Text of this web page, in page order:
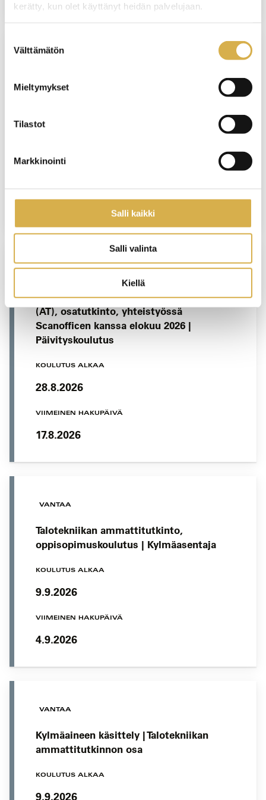
kerätty, kun olet käyttänyt heidän palvelujaan.
valinta
Välttämätön
Mieltymykset
Tilastot
Markkinointi
Salli kaikki
Salli valinta
Kiellä
Koulunkäynninohjaaja | Kasvatus- ja
KOULUTUS ALKAA
Seuraava haku on tulossa lokakuussa
2026.
VANTAA
Lämpöpumppujen asennus- ja huolto
(AT), osatutkinto, yhteistyössä
Scanofficen kanssa elokuu 2026 |
Päivityskoulutus
KOULUTUS ALKAA
28.8.2026
VIIMEINEN HAKUPÄIVÄ
17.8.2026
VANTAA
Talotekniikan ammattitutkinto,
oppisopimuskoulutus | Kylmäasentaja
KOULUTUS ALKAA
9.9.2026
VIIMEINEN HAKUPÄIVÄ
4.9.2026
VANTAA
Kylmäaineen käsittely | Talotekniikan
ammattitutkinnon osa
KOULUTUS ALKAA
9.9.2026